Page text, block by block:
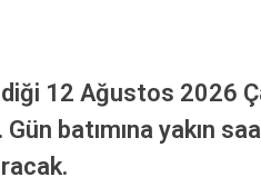
En Güzel Manzara Kerpe, Kefken ve